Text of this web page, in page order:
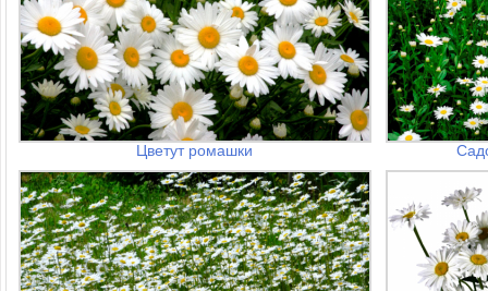
Цветут ромашки